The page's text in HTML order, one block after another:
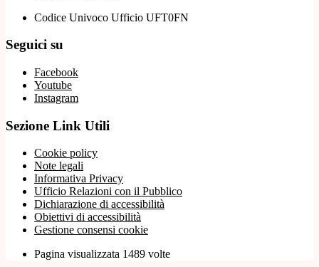
Codice Univoco Ufficio UFT0FN
Seguici su
Facebook
Youtube
Instagram
Sezione Link Utili
Cookie policy
Note legali
Informativa Privacy
Ufficio Relazioni con il Pubblico
Dichiarazione di accessibilità
Obiettivi di accessibilità
Gestione consensi cookie
Pagina visualizzata 1489 volte